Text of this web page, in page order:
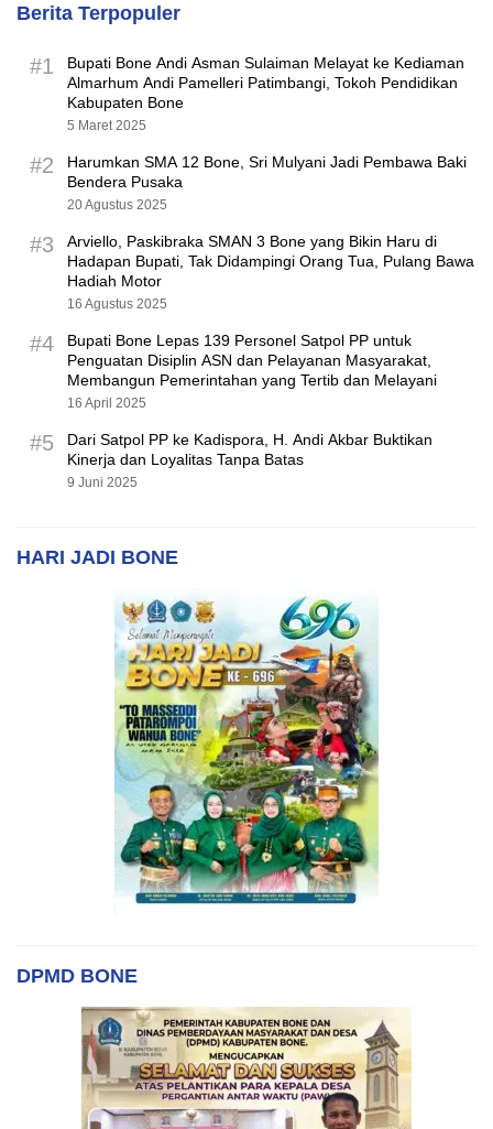
Berita Terpopuler
#1
Bupati Bone Andi Asman Sulaiman Melayat ke Kediaman
Almarhum Andi Pamelleri Patimbangi, Tokoh Pendidikan
Kabupaten Bone
5 Maret 2025
#2
Harumkan SMA 12 Bone, Sri Mulyani Jadi Pembawa Baki
Bendera Pusaka
20 Agustus 2025
#3
Arviello, Paskibraka SMAN 3 Bone yang Bikin Haru di
Hadapan Bupati, Tak Didampingi Orang Tua, Pulang Bawa
Hadiah Motor
16 Agustus 2025
#4
Bupati Bone Lepas 139 Personel Satpol PP untuk
Penguatan Disiplin ASN dan Pelayanan Masyarakat,
Membangun Pemerintahan yang Tertib dan Melayani
16 April 2025
#5
Dari Satpol PP ke Kadispora, H. Andi Akbar Buktikan
Kinerja dan Loyalitas Tanpa Batas
9 Juni 2025
HARI JADI BONE
DPMD BONE